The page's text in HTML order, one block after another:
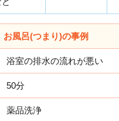
お風呂(つまり)の事例
浴室の排水の流れが悪い
50分
薬品洗浄